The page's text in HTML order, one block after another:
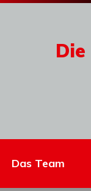
Das Team